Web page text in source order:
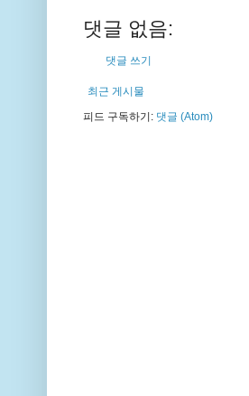
댓글 없음:
댓글 쓰기
최근 게시물
피드 구독하기: 댓글 (Atom)